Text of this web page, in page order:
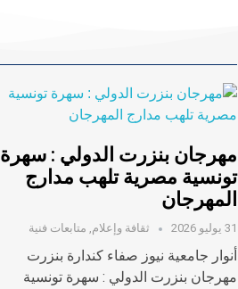
مهرجان بنزرت الدولي : سهرة
تونسية مصرية تلهب مدارج
المهرجان
31 يوليو 2026 ثقافة وإعلام, متابعات فنية
أنوار جامعية نيوز صفاء كندارة بنزرت
مهرجان بنزرت الدولي : سهرة تونسية